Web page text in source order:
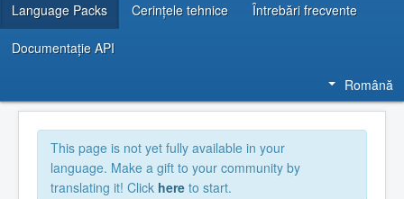
Language Packs Cerințele tehnice Întrebări frecvente
Documentaţie API
Română
This page is not yet fully available in your
language. Make a gift to your community by
translating it! Click here to start.